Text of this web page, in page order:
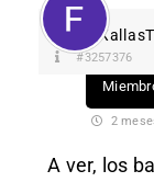
#3257376
2
A ver, los